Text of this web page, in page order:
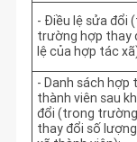
- Điều lệ sửa đổi
trường hợp thay
lệ của hợp tác
- Danh sách hợp
thành viên sau
đổi (trong
thay đổi số